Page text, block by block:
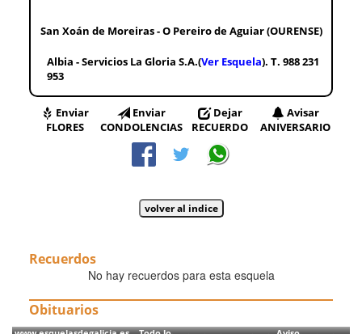
San Xoán de Moreiras - O Pereiro de Aguiar (OURENSE)
Albia - Servicios La Gloria S.A.(Ver Esquela). T. 988 231
953
Enviar
FLORES
Enviar
CONDOLENCIAS
Dejar
RECUERDO
Avisar
ANIVERSARIO
Recuerdos
No hay recuerdos para esta esquela
Obituarios